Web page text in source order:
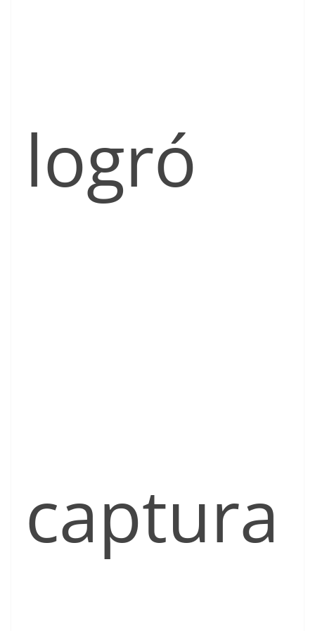
logró
captura